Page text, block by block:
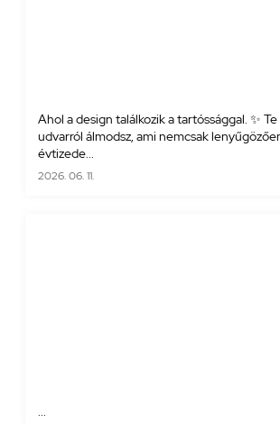
Ahol a design találkozik a tartóssággal. ✨ Te
udvarról álmodsz, ami nemcsak
évtizede...
2026. 06. 11.
...